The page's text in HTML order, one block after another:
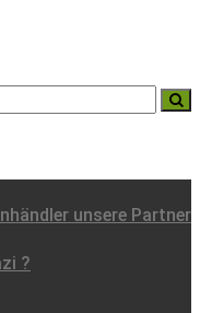
unsere Partner
?